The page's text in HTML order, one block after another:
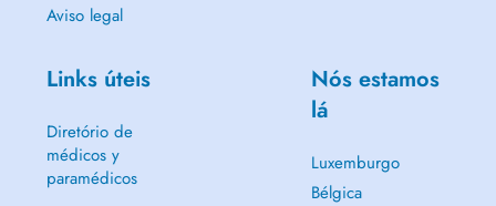
Aviso legal
Links úteis
Diretório de
médicos y
paramédicos
Nós estamos
lá
Luxemburgo
Bélgica